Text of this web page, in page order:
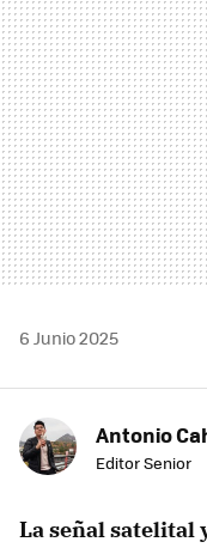
6 Junio 2025
Antonio
Editor Senior
La señal satelital